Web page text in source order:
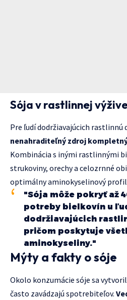
Sója v rastlinnej
Pre ľudí dodržiavajúcich rastlinnú
nenahraditeľný zdroj
Kombinácia s inými rastlinnými
strukoviny, orechy a celozrnné
optimálny aminokyselinový
"Sója môže pokryť až
potreby bielkovín u
dodržiavajúcich
pričom poskytuje
aminokyseliny."
Mýty a fakty o sóje
Okolo konzumácie sóje sa
často zavádzajú spotrebiteľov.